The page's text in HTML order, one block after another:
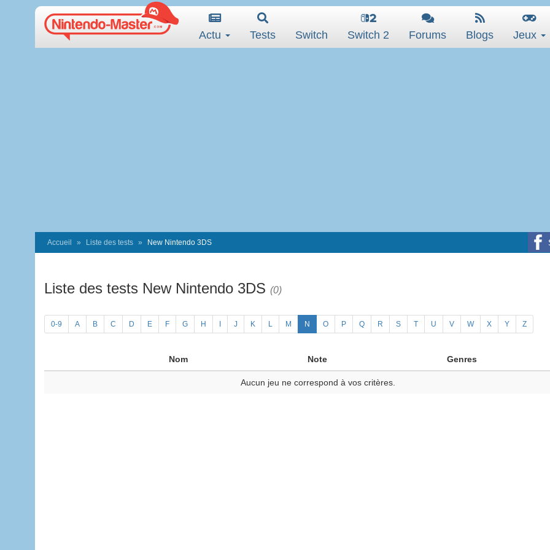
Actu Tests Switch Switch 2 Forums Blogs Jeux
Accueil Liste des tests New Nintendo 3DS
Liste des tests New Nintendo 3DS (0)
0-9 A B C D E F G H J K L M N O P Q R S T U V W X Y Z
Nom Note Genres
Aucun jeu ne correspond à vos critères.